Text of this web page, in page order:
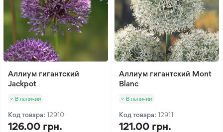
Аллиум гигантский
Jackpot
В наличии
Код товара: 12910
126.00 грн.
Аллиум гигантский Mont
Blanc
В наличии
Код товара: 12911
121.00 грн.